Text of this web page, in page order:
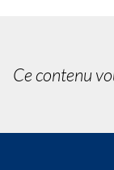
Ce contenu